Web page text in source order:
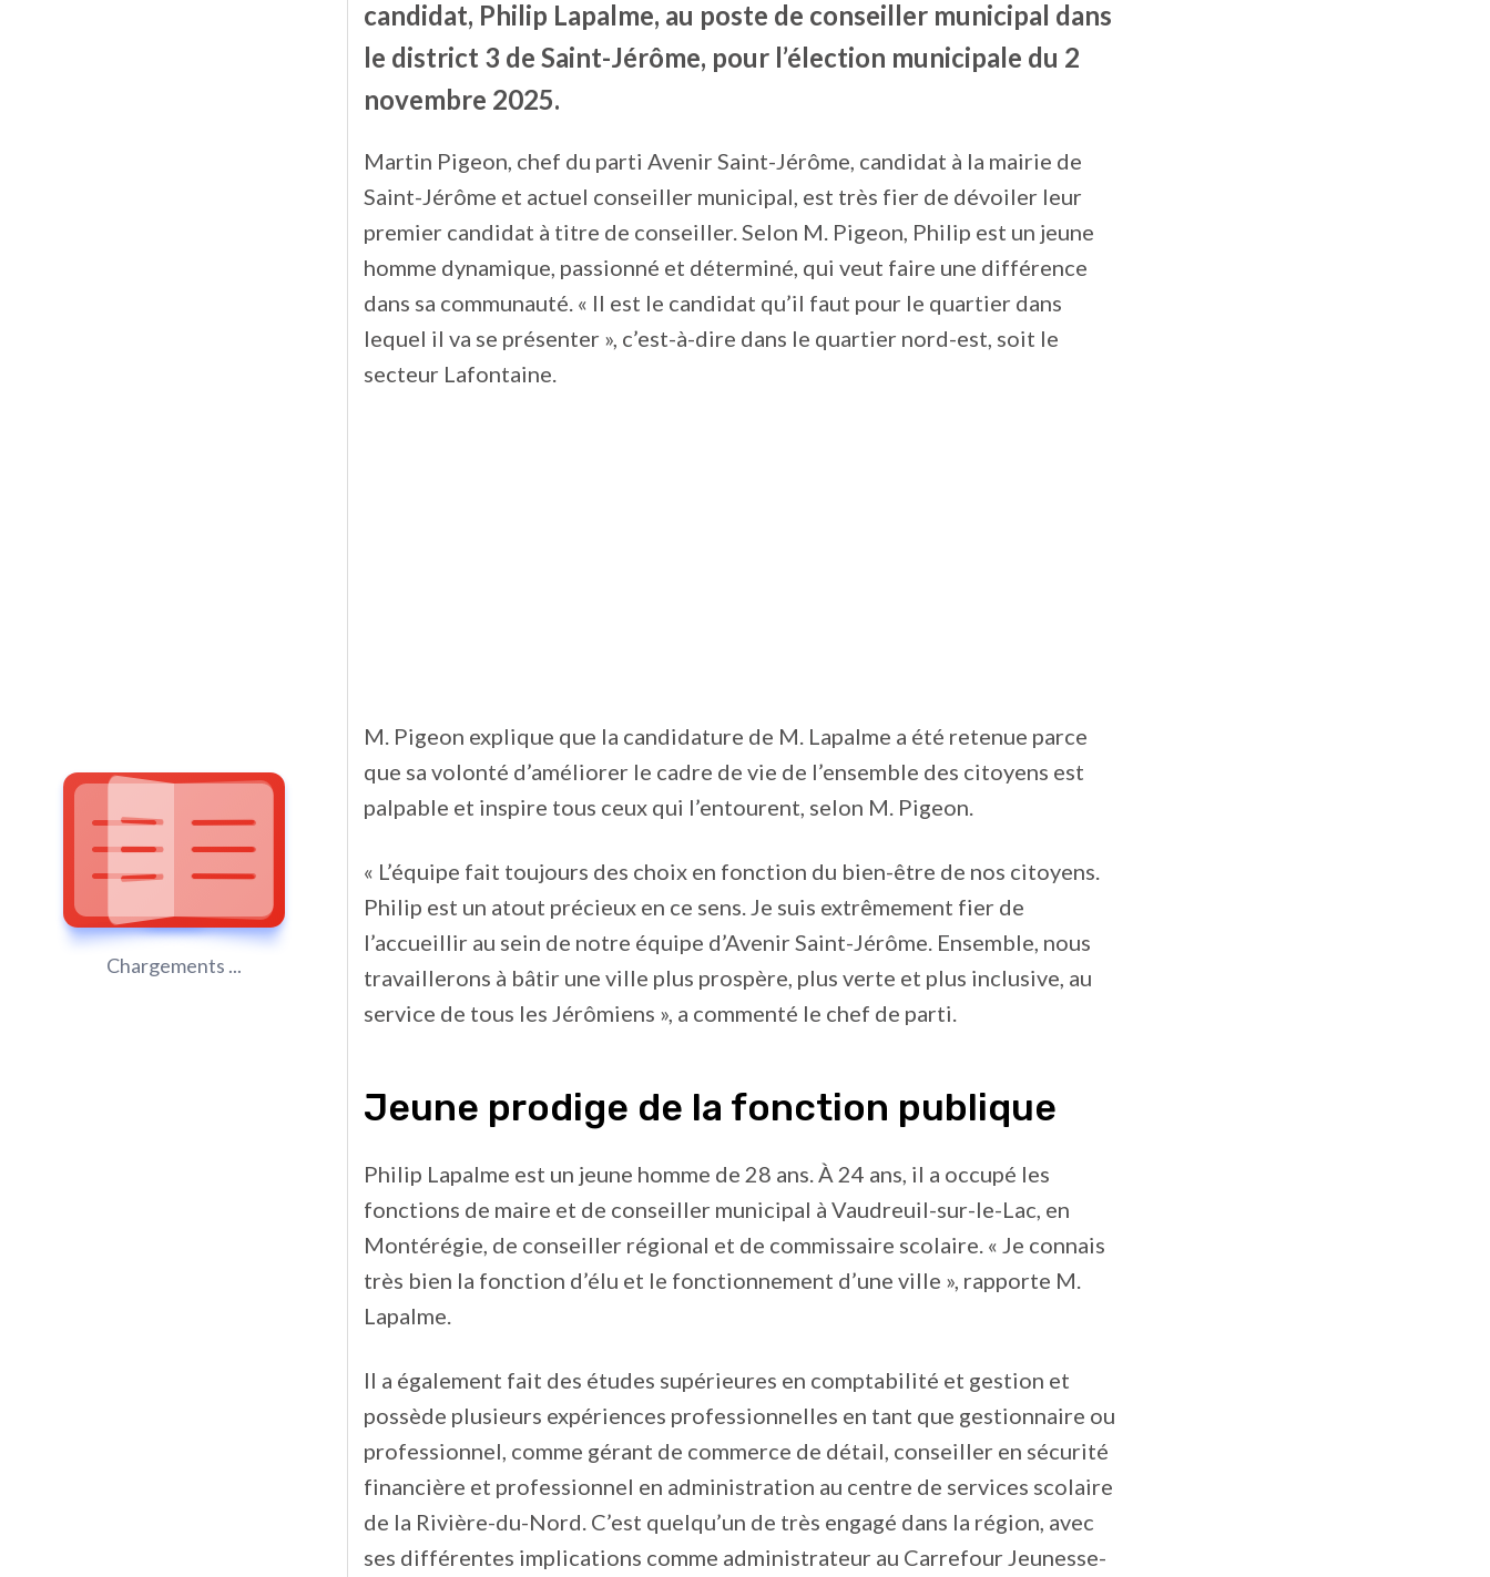
Chargements ...
candidat, Philip Lapalme, au poste de conseiller municipal dans
le district 3 de Saint-Jérôme, pour l’élection municipale du 2
novembre 2025.
Martin Pigeon, chef du parti Avenir Saint-Jérôme, candidat à la mairie de
Saint-Jérôme et actuel conseiller municipal, est très fier de dévoiler leur
premier candidat à titre de conseiller. Selon M. Pigeon, Philip est un jeune
homme dynamique, passionné et déterminé, qui veut faire une différence
dans sa communauté. « Il est le candidat qu’il faut pour le quartier dans
lequel il va se présenter », c’est-à-dire dans le quartier nord-est, soit le
secteur Lafontaine.
M. Pigeon explique que la candidature de M. Lapalme a été retenue parce
que sa volonté d’améliorer le cadre de vie de l’ensemble des citoyens est
palpable et inspire tous ceux qui l’entourent, selon M. Pigeon.
« L’équipe fait toujours des choix en fonction du bien-être de nos citoyens.
Philip est un atout précieux en ce sens. Je suis extrêmement fier de
l’accueillir au sein de notre équipe d’Avenir Saint-Jérôme. Ensemble, nous
travaillerons à bâtir une ville plus prospère, plus verte et plus inclusive, au
service de tous les Jérômiens », a commenté le chef de parti.
Jeune prodige de la fonction publique
Philip Lapalme est un jeune homme de 28 ans. À 24 ans, il a occupé les
fonctions de maire et de conseiller municipal à Vaudreuil-sur-le-Lac, en
Montérégie, de conseiller régional et de commissaire scolaire. « Je connais
très bien la fonction d’élu et le fonctionnement d’une ville », rapporte M.
Lapalme.
Il a également fait des études supérieures en comptabilité et gestion et
possède plusieurs expériences professionnelles en tant que gestionnaire ou
professionnel, comme gérant de commerce de détail, conseiller en sécurité
financière et professionnel en administration au centre de services scolaire
de la Rivière-du-Nord. C’est quelqu’un de très engagé dans la région, avec
ses différentes implications comme administrateur au Carrefour Jeunesse-